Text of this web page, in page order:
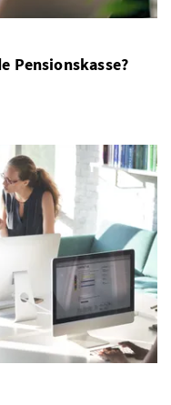
Pensionskasse?